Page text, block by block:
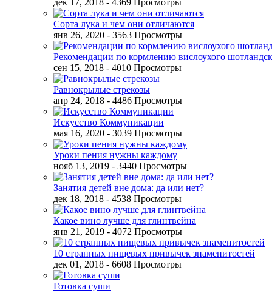
дек 17, 2018 - 4369 Просмотры
Сорта лука и чем они отличаются
янв 26, 2020 - 3563 Просмотры
Рекомендации по кормлению вислоухого
сен 15, 2018 - 4010 Просмотры
Равнокрылые стрекозы
апр 24, 2018 - 4486 Просмотры
Искусство Коммуникации
мая 16, 2020 - 3039 Просмотры
Уроки пения нужны каждому
нояб 13, 2019 - 3440 Просмотры
Занятия детей вне дома: да или нет?
дек 18, 2018 - 4538 Просмотры
Какое вино лучше для глинтвейна
янв 21, 2019 - 4072 Просмотры
10 странных пищевых привычек знаменитостей
дек 01, 2018 - 6608 Просмотры
Готовка суши